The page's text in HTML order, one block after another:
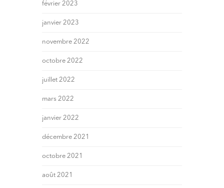
février 2023
janvier 2023
novembre 2022
octobre 2022
juillet 2022
mars 2022
janvier 2022
décembre 2021
octobre 2021
août 2021